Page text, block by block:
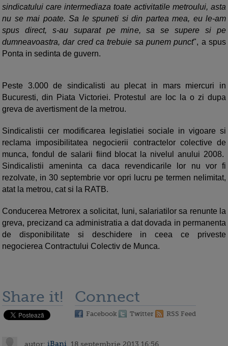
sindicatului care intermediaza toate activitatile metroului, asta
nu se mai poate. Sa le spuneti si din partea mea, eu le-am
spus direct, s-au suparat pe mine, sa se supere si pe
dumneavoastra, dar cred ca trebuie sa punem punct", a spus
Ponta in sedinta de guvern.
Peste 3.000 de sindicalisti au plecat in mars miercuri in
Bucuresti, din Piata Victoriei. Protestul are loc la o zi dupa
greva de avertisment de la metrou.
Sindicalistii cer modificarea legislatiei sociale in vigoare si
reclama imposibilitatea negocierii contractelor colective de
munca, fondul de salarii fiind blocat la nivelul anului 2008.
Sindicalistii ameninta ca daca revendicarile lor nu vor fi
rezolvate, in 30 septembrie vor opri lucru pe termen nelimitat,
atat la metrou, cat si la RATB.
Conducerea Metrorex a solicitat, luni, salariatilor sa renunte la
greva, precizand ca administratia a dat dovada in permanenta
de disponibilitate si deschidere in ceea ce priveste
negocierea Contractului Colectiv de Munca.
Share it! Connect
Facebook Twitter RSS Feed
autor: iBani , 18 septembrie 2013 16:56